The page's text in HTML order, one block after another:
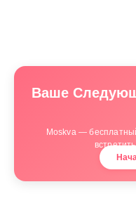
Ваше
Moskva —